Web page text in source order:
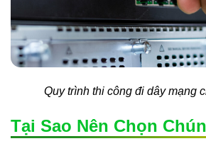
Quy trình thi công đi dây mạng
Tại Sao Nên Chọn